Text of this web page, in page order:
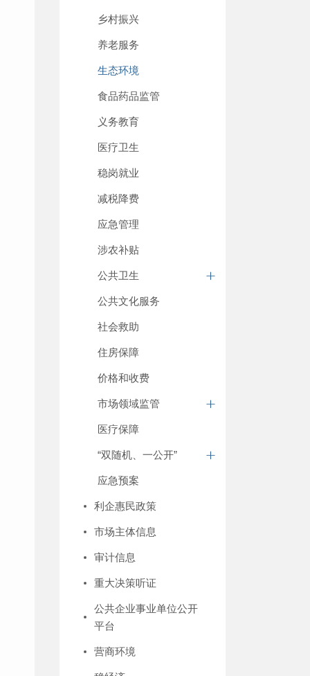
乡村振兴
养老服务
生态环境
食品药品监管
义务教育
医疗卫生
稳岗就业
减税降费
应急管理
涉农补贴
公共卫生
公共文化服务
社会救助
住房保障
价格和收费
市场领域监管
医疗保障
“双随机、一公开”
应急预案
利企惠民政策
市场主体信息
审计信息
重大决策听证
公共企业事业单位公开
平台
营商环境